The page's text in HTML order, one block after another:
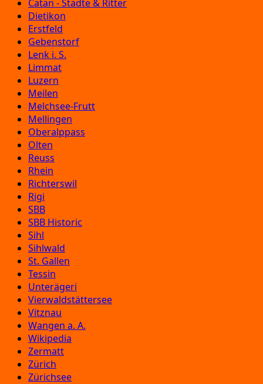
Catan - Städte & Ritter
Dietikon
Erstfeld
Gebenstorf
Lenk i. S.
Limmat
Luzern
Meilen
Melchsee-Frutt
Mellingen
Oberalppass
Olten
Reuss
Rhein
Richterswil
Rigi
SBB
SBB Historic
Sihl
Sihlwald
St. Gallen
Tessin
Unterägeri
Vierwaldstättersee
Vitznau
Wangen a. A.
Wikipedia
Zermatt
Zürich
Zürichsee